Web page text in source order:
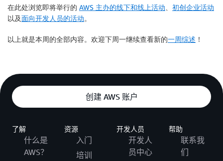
在此处浏览即将举行的 AWS 主办的线下和线上活动
初创企业活动
以及面向开发人员的活动。
以上就是本周的全部内容。欢迎下周一继续查看新的一周综述 ！
创建 AWS 账户
了解
什么是
AWS？
资源
入门
培训
开发人员
开发人
员中心
帮助
联系我
们